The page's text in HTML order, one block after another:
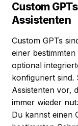
Custom
Assistenten
Custom GPTs
einer
optional
konfiguriert sind.
Assistenten vor,
immer wieder
Du kannst einen